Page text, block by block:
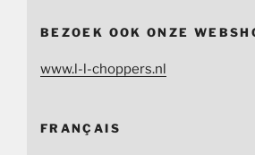
BEZOEK OOK ONZE
www.l-l-choppers.nl
FRANÇAIS